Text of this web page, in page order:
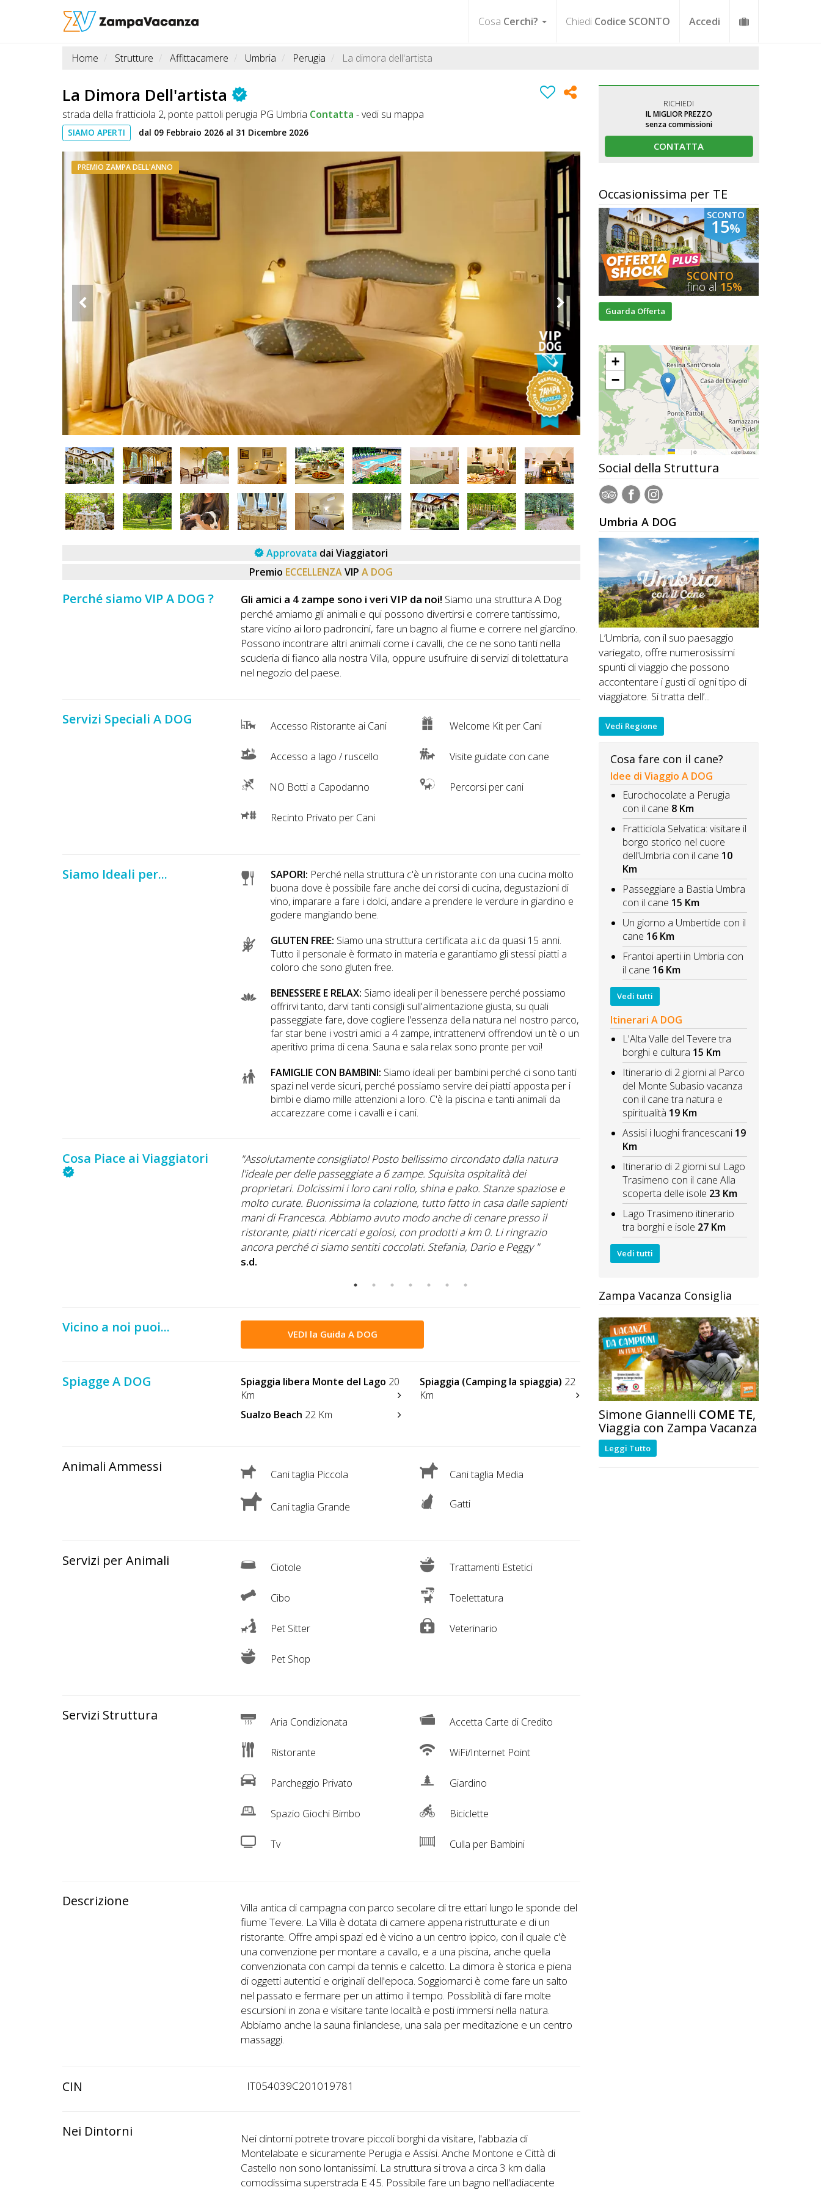
Cosa Cerchi? Chiedi Codice SCONTO Accedi
STRUTTURE
LUOGHI
OFFERTE
CHIEDI
CODICE
SCONTO
Video
Tutorial
Home Strutture Affittacamere Umbria Perugia La dimora dell'artista
La Dimora Dell'artista
strada della fratticiola 2, ponte pattoli perugia PG Umbria Contatta -vedi su mappa
SIAMO APERTI dal 09 Febbraio 2026 al 31 Dicembre 2026
PREMIO ZAMPA DELL'ANNO
Approvata dai Viaggiatori
Premio ECCELLENZAVIP A DOG
Perché siamo VIP A DOG ? Gli amici a 4 zampe sono i veri VIP da noi! Siamo una struttura A Dog
perché amiamo gli animali e qui possono divertirsi e correre tantissimo,
stare vicino ai loro padroncini, fare un bagno al fiume e correre nel giardino.
Possono incontrare altri animali come i cavalli, che ce ne sono tanti nella
scuderia di fianco alla nostra Villa, oppure usufruire di servizi di tolettatura
nel negozio del paese.
Servizi Speciali A DOG Accesso Ristorante ai Cani Welcome Kit per Cani
Accesso a lago / ruscello Visite guidate con cane
NO Botti a Capodanno Percorsi per cani
Recinto Privato per Cani
Siamo Ideali per... SAPORI: Perché nella struttura c'è un ristorante con una cucina molto
buona dove è possibile fare anche dei corsi di cucina, degustazioni di
vino, imparare a fare i dolci, andare a prendere le verdure in giardino e
godere mangiando bene.
GLUTEN FREE: Siamo una struttura certificata a.i.c da quasi 15 anni.
Tutto il personale è formato in materia e garantiamo gli stessi piatti a
coloro che sono gluten free.
BENESSERE E RELAX: Siamo ideali per il benessere perché possiamo
offrirvi tanto, darvi tanti consigli sull'alimentazione giusta, su quali
passeggiate fare, dove cogliere l'essenza della natura nel nostro parco,
far star bene i vostri amici a 4 zampe, intrattenervi offrendovi un tè o un
aperitivo prima di cena. Sauna e sala relax sono pronte per voi!
FAMIGLIE CON BAMBINI: Siamo ideali per bambini perché ci sono tanti
spazi nel verde sicuri, perché possiamo servire dei piatti apposta per i
bimbi e diamo mille attenzioni a loro. C'è la piscina e tanti animali da
accarezzare come i cavalli e i cani.
Cosa Piace ai Viaggiatori
Il nostro Jimmy si è trovato benissimo."
"Assolutamente consigliato! Posto bellissimo circondato dalla natura
l'ideale per delle passeggiate a 6 zampe. Squisita ospitalità dei
proprietari. Dolcissimi i loro cani rollo, shina e pako. Stanze spaziose e
molto curate. Buonissima la colazione, tutto fatto in casa dalle sapienti
mani di Francesca. Abbiamo avuto modo anche di cenare presso il
ristorante, piatti ricercati e golosi, con prodotti a km 0. Li ringrazio
ancora perché ci siamo sentiti coccolati. Stefania, Dario e Peggy "
s.d.
"Struttura davvero disponibile sotto ogni aspetto.
premura dei titolari e l’attenzione alle nostre
Vicino a noi puoi... VEDI la Guida A DOG
Spiagge A DOG Spiaggia libera Monte del Lago 20
Km
Spiaggia (Camping la spiaggia) 22
Km
Sualzo Beach 22 Km
Animali Ammessi Cani taglia Piccola Cani taglia Media
Cani taglia Grande Gatti
Servizi per Animali Ciotole Trattamenti Estetici
Cibo Toelettatura
Pet Sitter Veterinario
Pet Shop
Servizi Struttura Aria Condizionata Accetta Carte di Credito
Ristorante WiFi/Internet Point
Parcheggio Privato Giardino
Spazio Giochi Bimbo Biciclette
Tv Culla per Bambini
Descrizione
Villa antica di campagna con parco secolare di tre ettari lungo le sponde del
fiume Tevere. La Villa è dotata di camere appena ristrutturate e di un
ristorante. Offre ampi spazi ed è vicino a un centro ippico, con il quale c'è
una convenzione per montare a cavallo, e a una piscina, anche quella
convenzionata con campi da tennis e calcetto. La dimora è storica e piena
di oggetti autentici e originali dell'epoca. Soggiornarci è come fare un salto
nel passato e fermare per un attimo il tempo. Possibilità di fare molte
escursioni in zona e visitare tante località e posti immersi nella natura.
Abbiamo anche la sauna finlandese, una sala per meditazione e un centro
massaggi.
CIN IT054039C201019781
Nei Dintorni
Nei dintorni potrete trovare piccoli borghi da visitare, l'abbazia di
Montelabate e sicuramente Perugia e Assisi. Anche Montone e Città di
Castello non sono lontanissimi. La struttura si trova a circa 3 km dalla
comodissima superstrada E 45. Possibile fare un bagno nell'adiacente
RICHIEDI
IL MIGLIOR PREZZO
senza commissioni
CONTATTA
Occasionissima per TE
SCONTO
fino al 15%
SCONTO
15%
Guarda Offerta
+
−
|© contributors
Social della Struttura
Umbria A DOG
L’Umbria, con il suo paesaggio
variegato, offre numerosissimi
spunti di viaggio che possono
accontentare i gusti di ogni tipo di
viaggiatore. Si tratta dell’...
Vedi Regione
Cosa fare con il cane?
Idee di Viaggio A DOG
Eurochocolate a Perugia
con il cane 8 Km
Fratticiola Selvatica: visitare il
borgo storico nel cuore
dell'Umbria con il cane 10
Km
Passeggiare a Bastia Umbra
con il cane 15 Km
Un giorno a Umbertide con il
cane 16 Km
Frantoi aperti in Umbria con
il cane 16 Km
Vedi tutti
Itinerari A DOG
L'Alta Valle del Tevere tra
borghi e cultura 15 Km
Itinerario di 2 giorni al Parco
del Monte Subasio vacanza
con il cane tra natura e
spiritualità 19 Km
Assisi i luoghi francescani 19
Km
Itinerario di 2 giorni sul Lago
Trasimeno con il cane Alla
scoperta delle isole 23 Km
Lago Trasimeno itinerario
tra borghi e isole 27 Km
Vedi tutti
Zampa Vacanza Consiglia
Simone Giannelli COME TE,
Viaggia con Zampa Vacanza
Leggi Tutto